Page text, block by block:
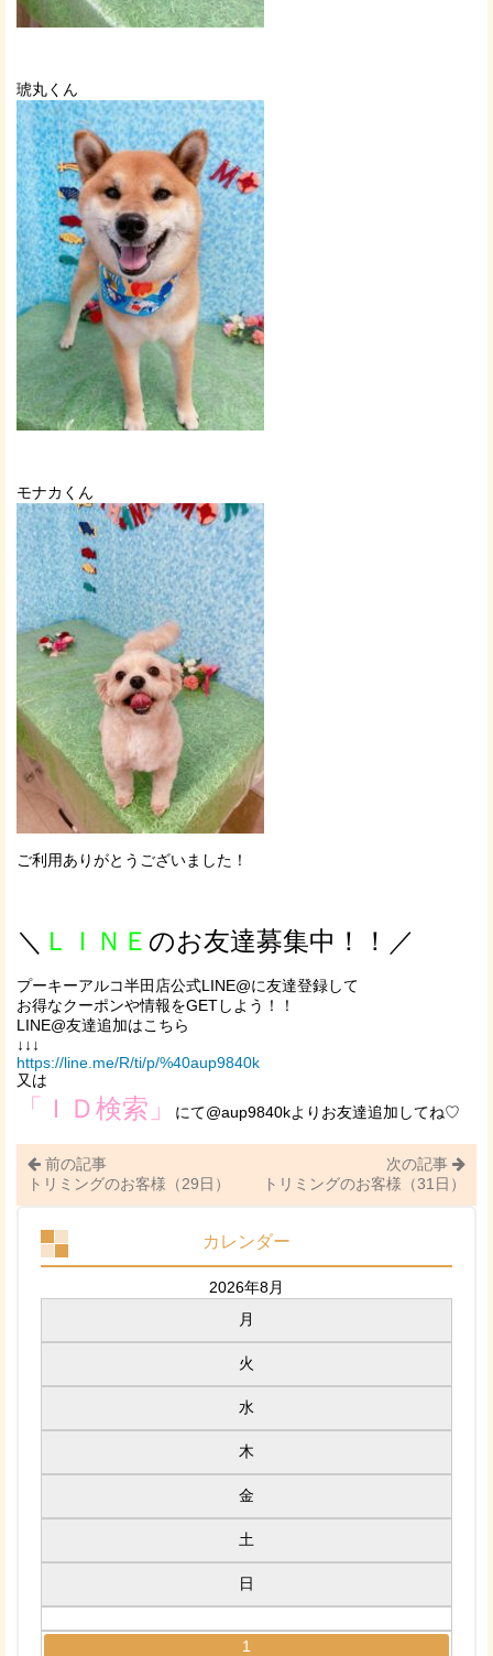
琥丸くん
モナカくん
ご利用ありがとうございました！
＼ ＬＩＮＥ のお友達募集中！！／
プーキーアルコ半田店公式LINE@に友達登録して
お得なクーポンや情報をGETしよう！！
LINE@友達追加はこちら
↓↓↓
https://line.me/R/ti/p/%40aup9840k
又は
「ＩＤ検索」 にて@aup9840kよりお友達追加してね♡
前の記事
トリミングのお客様（29日）
次の記事
トリミングのお客様（31日）
カレンダー
2026年8月
月
火
水
木
金
土
日
1